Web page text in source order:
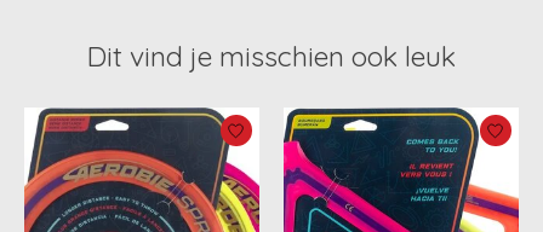
Dit vind je misschien ook leuk
Items van productcarrousel